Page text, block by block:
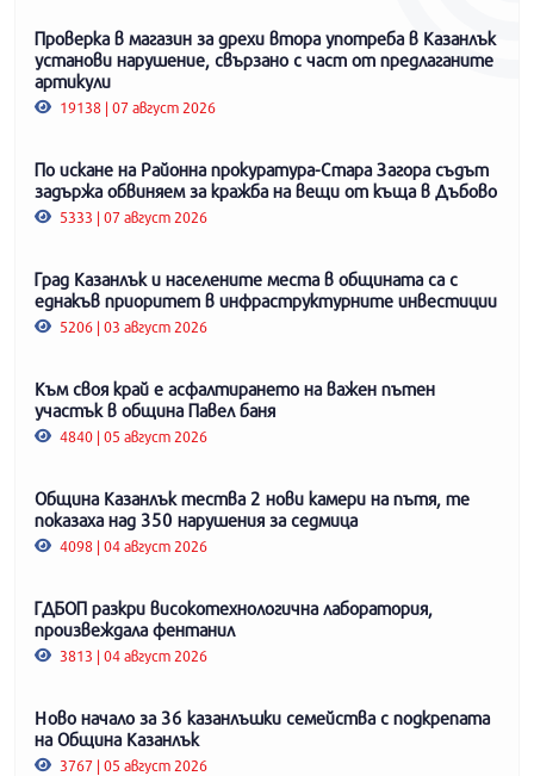
Проверка в магазин за дрехи втора употреба в Казанлък
установи нарушение, свързано с част от предлаганите
артикули
19138 | 07 август 2026
По искане на Районна прокуратура-Стара Загора съдът
задържа обвиняем за кражба на вещи от къща в Дъбово
5333 | 07 август 2026
Град Казанлък и населените места в общината са с
еднакъв приоритет в инфраструктурните инвестиции
5206 | 03 август 2026
Към своя край е асфалтирането на важен пътен
участък в община Павел баня
4840 | 05 август 2026
Община Казанлък тества 2 нови камери на пътя, те
показаха над 350 нарушения за седмица
4098 | 04 август 2026
ГДБОП разкри високотехнологична лаборатория,
произвеждала фентанил
3813 | 04 август 2026
Ново начало за 36 казанлъшки семейства с подкрепата
на Община Казанлък
3767 | 05 август 2026